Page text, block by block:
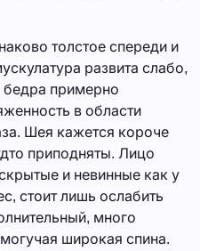
толстое спереди и
развита слабо,
бедра примерно
в области
Шея кажется короче
приподняты. Лицо
и невинные как у
стоит лишь ослабить
много
широкая спина.